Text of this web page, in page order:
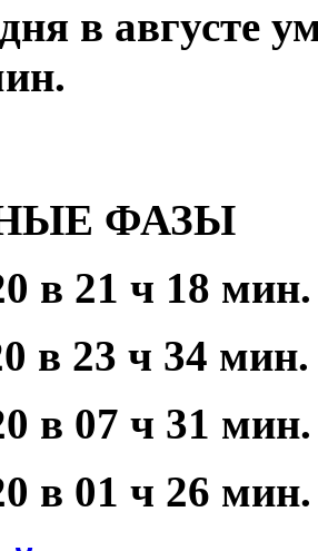
в августе
ФАЗЫ
в 21 ч 18
в 23 ч 34
в 07 ч 31
в 01 ч 26